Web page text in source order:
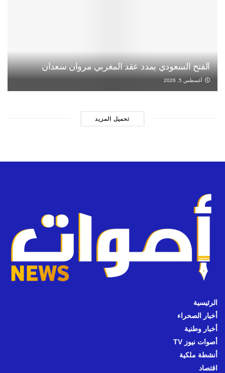
الفتح السعودي يمدد عقد المغربي مروان سعدان
أغسطس 5, 2026
تحميل المزيد
الرئيسية
أخبار الصحراء
أخبار وطنية
أصوات نيوز TV
أنشطة ملكية
اقتصاد